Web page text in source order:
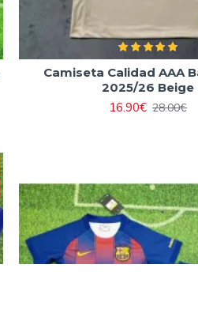
Camiseta Calidad AAA
2025/26 Beige
16.90€ 28.00€